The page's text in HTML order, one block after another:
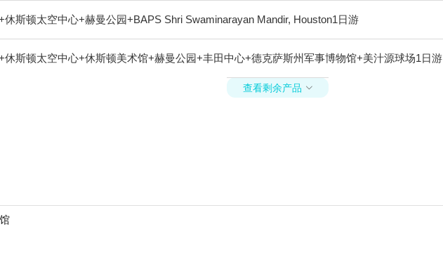
休斯顿太空中心+赫曼公园+BAPS Shri Swaminarayan Mandir, Houston1日游
休斯顿太空中心+休斯顿美术馆+赫曼公园+丰田中心+德克萨斯州军事博物馆+美汁源球场1日游
查看剩余产品 